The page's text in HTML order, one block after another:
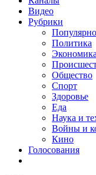
Видео
Рубрики
Политика
Общество
Спорт
Здоровье
Еда
Наука и
Войны и
Кино
Голосования